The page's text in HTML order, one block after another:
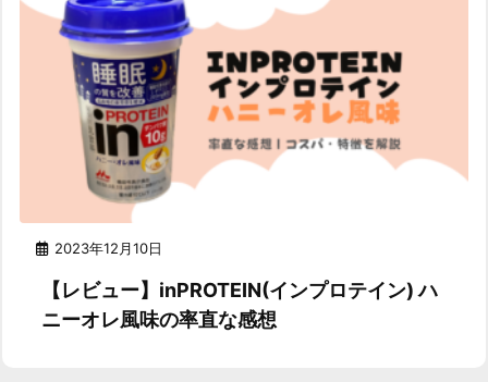
2023年12月10日
【レビュー】inPROTEIN(インプロテイン) ハ
ニーオレ風味の率直な感想